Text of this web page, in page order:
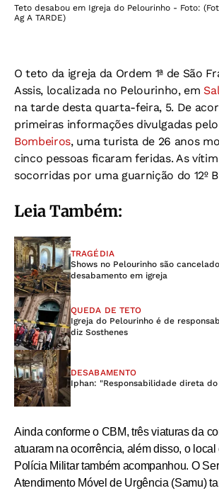
Teto desabou em Igreja do Pelourinho - Foto:
Ag A TARDE)
O teto da igreja da Ordem 1ª de São
Assis, localizada no Pelourinho, em
na tarde desta quarta-feira, 5. De
primeiras informações divulgadas pelo
Bombeiros, uma turista de 26 anos
cinco pessoas ficaram feridas. As
socorridas por uma guarnição do 12º
Leia Também:
TRAGÉDIA
Shows no Pelourinho são
desabamento em igreja
QUEDA DE TETO
Igreja do Pelourinho é de
diz Sosthenes
DESABAMENTO
Iphan: "Responsabilidade direta
Ainda conforme o CBM, três viaturas da
atuaram na ocorrência, além disso, o local
Polícia Militar também acompanhou. O
Atendimento Móvel de Urgência (Samu)